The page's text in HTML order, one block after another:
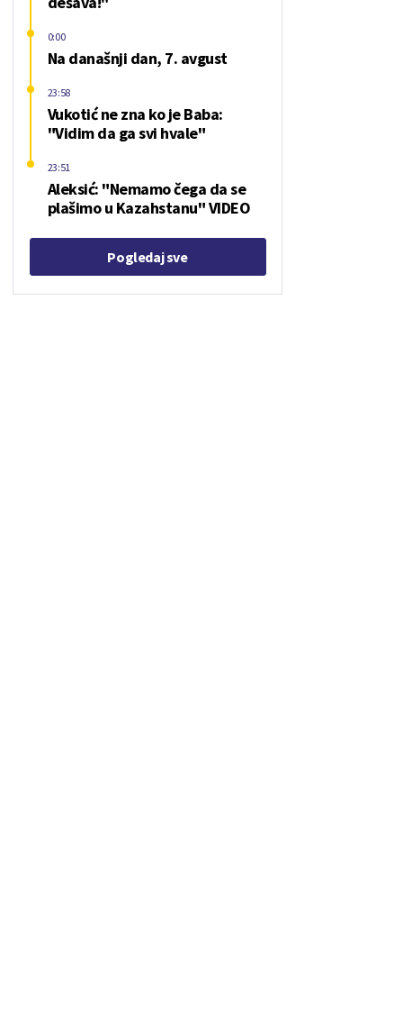
Na današnji dan, 7. avgust
0:00
Vukotić ne zna ko je Baba:
"Vidim da ga svi hvale"
23:58
Aleksić: "Nemamo čega da se
plašimo u Kazahstanu" VIDEO
23:51
Pogledaj sve